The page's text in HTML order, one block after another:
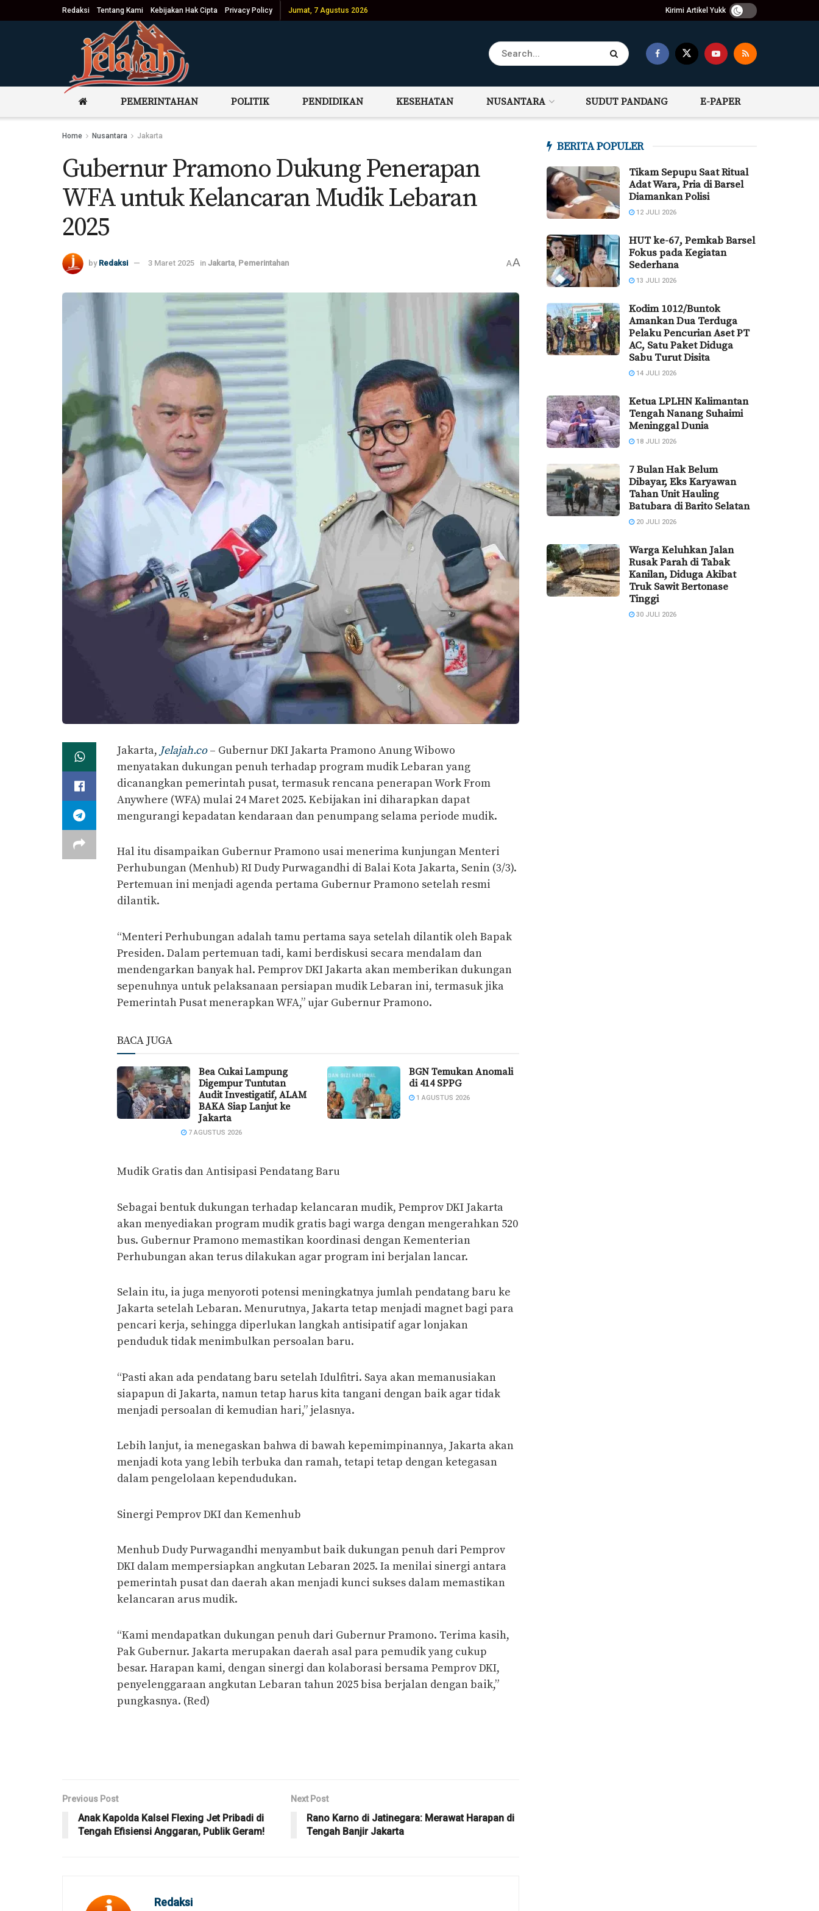
Redaksi Tentang Kami Kebijakan Hak Cipta Privacy Policy Jumat, 7 Agustus 2026 Kirimi Artikel Yukk
PEMERINTAHAN POLITIK PENDIDIKAN KESEHATAN NUSANTARA SUDUT PANDANG E-PAPER
Home Nusantara Jakarta
Gubernur Pramono Dukung Penerapan
WFA untuk Kelancaran Mudik Lebaran
2025
by Redaksi 3 Maret 2025 in Jakarta Pemerintahan AA
Jakarta, Jelajah.co– Gubernur DKI Jakarta Pramono Anung Wibowo
menyatakan dukungan penuh terhadap program mudik Lebaran yang
dicanangkan pemerintah pusat, termasuk rencana penerapan Work From
Anywhere (WFA) mulai 24 Maret 2025. Kebijakan ini diharapkan dapat
mengurangi kepadatan kendaraan dan penumpang selama periode mudik.
Hal itu disampaikan Gubernur Pramono usai menerima kunjungan Menteri
Perhubungan (Menhub) RI Dudy Purwagandhi di Balai Kota Jakarta, Senin (3/3).
Pertemuan ini menjadi agenda pertama Gubernur Pramono setelah resmi
dilantik.
“Menteri Perhubungan adalah tamu pertama saya setelah dilantik oleh Bapak
Presiden. Dalam pertemuan tadi, kami berdiskusi secara mendalam dan
mendengarkan banyak hal. Pemprov DKI Jakarta akan memberikan dukungan
sepenuhnya untuk pelaksanaan persiapan mudik Lebaran ini, termasuk jika
Pemerintah Pusat menerapkan WFA,” ujar Gubernur Pramono.
BACA JUGA
Bea Cukai Lampung
Digempur Tuntutan
Audit Investigatif, ALAM
BAKA Siap Lanjut ke
Jakarta
7 AGUSTUS 2026
BGN Temukan Anomali
di 414 SPPG
1 AGUSTUS 2026
Mudik Gratis dan Antisipasi Pendatang Baru
Sebagai bentuk dukungan terhadap kelancaran mudik, Pemprov DKI Jakarta
akan menyediakan program mudik gratis bagi warga dengan mengerahkan 520
bus. Gubernur Pramono memastikan koordinasi dengan Kementerian
Perhubungan akan terus dilakukan agar program ini berjalan lancar.
Selain itu, ia juga menyoroti potensi meningkatnya jumlah pendatang baru ke
Jakarta setelah Lebaran. Menurutnya, Jakarta tetap menjadi magnet bagi para
pencari kerja, sehingga diperlukan langkah antisipatif agar lonjakan
penduduk tidak menimbulkan persoalan baru.
“Pasti akan ada pendatang baru setelah Idulfitri. Saya akan memanusiakan
siapapun di Jakarta, namun tetap harus kita tangani dengan baik agar tidak
menjadi persoalan di kemudian hari,” jelasnya.
Lebih lanjut, ia menegaskan bahwa di bawah kepemimpinannya, Jakarta akan
menjadi kota yang lebih terbuka dan ramah, tetapi tetap dengan ketegasan
dalam pengelolaan kependudukan.
Sinergi Pemprov DKI dan Kemenhub
Menhub Dudy Purwagandhi menyambut baik dukungan penuh dari Pemprov
DKI dalam mempersiapkan angkutan Lebaran 2025. Ia menilai sinergi antara
pemerintah pusat dan daerah akan menjadi kunci sukses dalam memastikan
kelancaran arus mudik.
“Kami mendapatkan dukungan penuh dari Gubernur Pramono. Terima kasih,
Pak Gubernur. Jakarta merupakan daerah asal para pemudik yang cukup
besar. Harapan kami, dengan sinergi dan kolaborasi bersama Pemprov DKI,
penyelenggaraan angkutan Lebaran tahun 2025 bisa berjalan dengan baik,”
pungkasnya. (Red)
Previous Post
Anak Kapolda Kalsel Flexing Jet Pribadi di
Tengah Efisiensi Anggaran, Publik Geram!
Next Post
Rano Karno di Jatinegara: Merawat Harapan di
Tengah Banjir Jakarta
Redaksi
BERITA POPULER
Tikam Sepupu Saat Ritual
Adat Wara, Pria di Barsel
Diamankan Polisi
12 JULI 2026
HUT ke-67, Pemkab Barsel
Fokus pada Kegiatan
Sederhana
13 JULI 2026
Kodim 1012/Buntok
Amankan Dua Terduga
Pelaku Pencurian Aset PT
AC, Satu Paket Diduga
Sabu Turut Disita
14 JULI 2026
Ketua LPLHN Kalimantan
Tengah Nanang Suhaimi
Meninggal Dunia
18 JULI 2026
7 Bulan Hak Belum
Dibayar, Eks Karyawan
Tahan Unit Hauling
Batubara di Barito Selatan
20 JULI 2026
Warga Keluhkan Jalan
Rusak Parah di Tabak
Kanilan, Diduga Akibat
Truk Sawit Bertonase
Tinggi
30 JULI 2026